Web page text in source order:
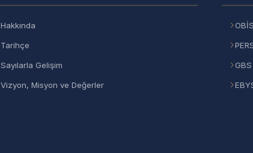
Hakkında
Tarihçe
Sayılarla Gelişim
Vizyon, Misyon ve Değerler
OBİS
GBS